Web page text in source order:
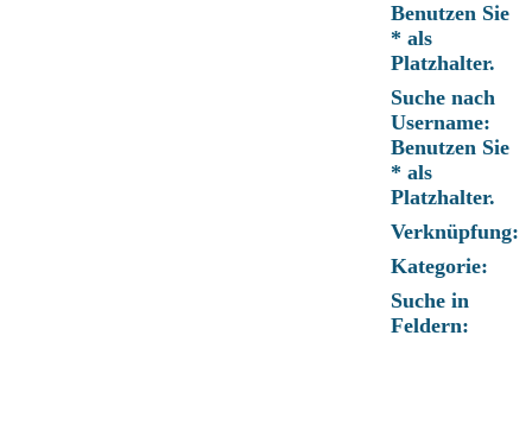
Benutzen Sie
* als
Platzhalter.
Suche nach
Username:
Benutzen Sie
* als
Platzhalter.
Verknüpfung:
Kategorie:
Suche in
Feldern: